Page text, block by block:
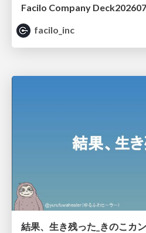
Facilo Company
facilo_inc
結果、生き残った_きのこカ